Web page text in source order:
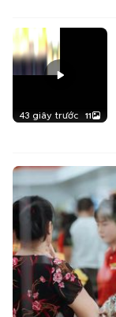
43 giây trước 11